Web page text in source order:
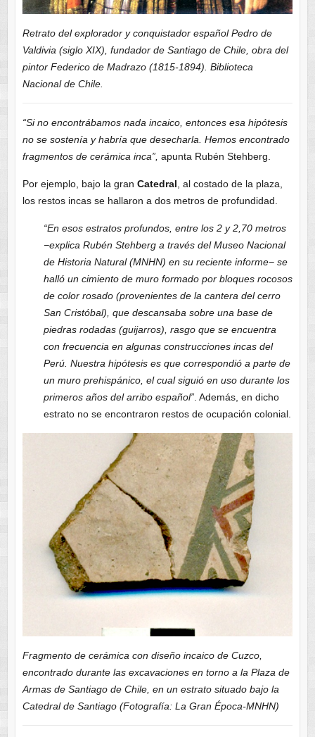
Retrato del explorador y conquistador español Pedro de
Valdivia (siglo XIX), fundador de Santiago de Chile, obra del
pintor Federico de Madrazo (1815-1894). Biblioteca
Nacional de Chile.
“Si no encontrábamos nada incaico, entonces esa hipótesis
no se sostenía y habría que desecharla. Hemos encontrado
fragmentos de cerámica inca”, apunta Rubén Stehberg.
Por ejemplo, bajo la gran Catedral, al costado de la plaza,
los restos incas se hallaron a dos metros de profundidad.
“En esos estratos profundos, entre los 2 y 2,70 metros
−explica Rubén Stehberg a través del Museo Nacional
de Historia Natural (MNHN) en su reciente informe− se
halló un cimiento de muro formado por bloques rocosos
de color rosado (provenientes de la cantera del cerro
San Cristóbal), que descansaba sobre una base de
piedras rodadas (guijarros), rasgo que se encuentra
con frecuencia en algunas construcciones incas del
Perú. Nuestra hipótesis es que correspondió a parte de
un muro prehispánico, el cual siguió en uso durante los
primeros años del arribo español”. Además, en dicho
estrato no se encontraron restos de ocupación colonial.
Fragmento de cerámica con diseño incaico de Cuzco,
encontrado durante las excavaciones en torno a la Plaza de
Armas de Santiago de Chile, en un estrato situado bajo la
Catedral de Santiago (Fotografía: La Gran Época-MNHN)